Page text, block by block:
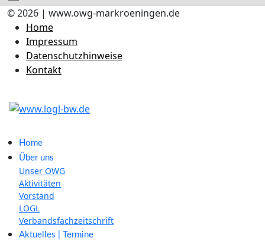
© 2026 | www.owg-markroeningen.de
Home
Impressum
Datenschutzhinweise
Kontakt
Home
Über uns
Unser OWG
Aktivitäten
Vorstand
LOGL
Verbandsfachzeitschrift
Aktuelles | Termine